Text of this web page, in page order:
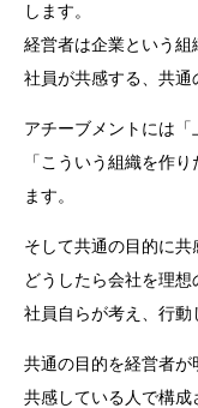
します。
経営者は企業という組
社員が共感する、共通
アチーブメントには
「こういう組織を作
ます。
そして共通の目的に共
どうしたら会社を理
社員自らが考え、行動
共通の目的を経営者が
共感している人で構成